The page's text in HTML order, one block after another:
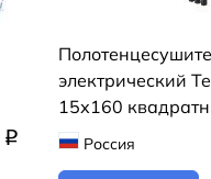
q
электрический
15х160
возможностью
Россия